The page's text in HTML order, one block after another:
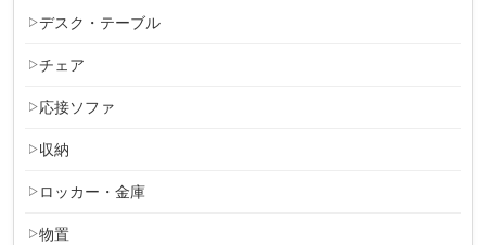
デスク・テーブル
チェア
応接ソファ
収納
ロッカー・金庫
物置